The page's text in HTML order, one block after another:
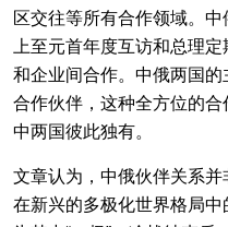
区交往等所有合作领域。
上至元首年度互访和总理
和企业间合作。中俄两国
合作伙伴，这种全方位的
中两国彼此独有。
文章认为，中俄伙伴关系
在新兴的多极化世界格局